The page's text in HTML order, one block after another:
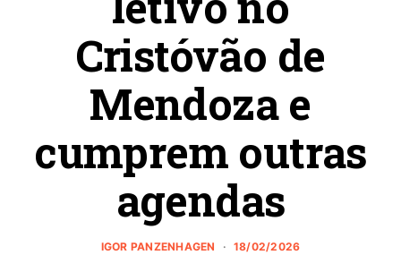
Cristóvão de
Mendoza e
cumprem outras
agendas
IGOR PANZENHAGEN 18/02/2026